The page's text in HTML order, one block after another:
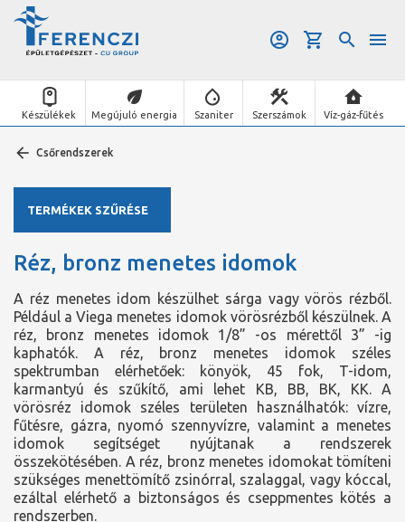
Készülékek Megújuló energia Szaniter Szerszámok Víz-gáz-fűtés
Csőrendszerek
Réz, bronz menetes idomok
A réz menetes idom készülhet sárga vagy vörös rézből.
Például a Viega menetes idomok vörösrézből készülnek. A
réz, bronz menetes idomok 1/8” -os mérettől 3” -ig
kaphatók. A réz, bronz menetes idomok széles
spektrumban elérhetőek: könyök, 45 fok, T-idom,
karmantyú és szűkítő, ami lehet KB, BB, BK, KK. A
vörösréz idomok széles területen használhatók: vízre,
fűtésre, gázra, nyomó szennyvízre, valamint a menetes
idomok segítséget nyújtanak a rendszerek
összekötésében. A réz, bronz menetes idomokat tömíteni
szükséges menettömítő zsinórral, szalaggal, vagy kóccal,
ezáltal elérhető a biztonságos és cseppmentes kötés a
rendszerben.
TERMÉKEK SZŰRÉSE